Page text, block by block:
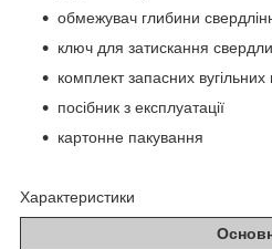
обмежувач глибини
ключ для затискання
комплект запасних вугільних
посібник з експлуатації
картонне пакування
Характеристики